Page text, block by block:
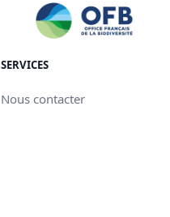
SERVICES
Nous contacter